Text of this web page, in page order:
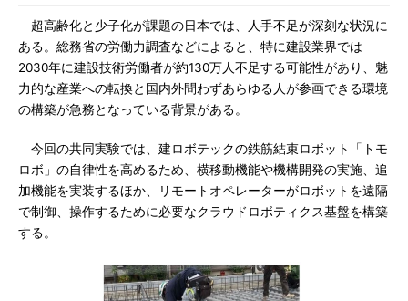
超高齢化と少子化が課題の日本では、人手不足が深刻な状況に
ある。総務省の労働力調査などによると、特に建設業界では
2030年に建設技術労働者が約130万人不足する可能性があり、魅
力的な産業への転換と国内外問わずあらゆる人が参画できる環境
の構築が急務となっている背景がある。
今回の共同実験では、建ロボテックの鉄筋結束ロボット「トモ
ロボ」の自律性を高めるため、横移動機能や機構開発の実施、追
加機能を実装するほか、リモートオペレーターがロボットを遠隔
で制御、操作するために必要なクラウドロボティクス基盤を構築
する。